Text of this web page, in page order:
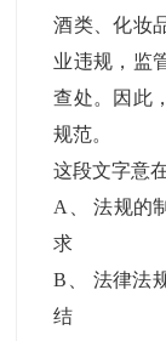
酒类、化妆
业违规，监
查处。因此
规范。
这段文字
A
、法规的
求
B
法律法
结